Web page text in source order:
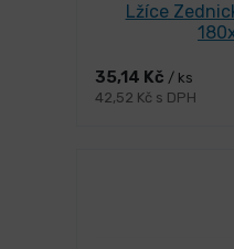
Lžíce
35,14 Kč / ks
42,52 Kč s DPH